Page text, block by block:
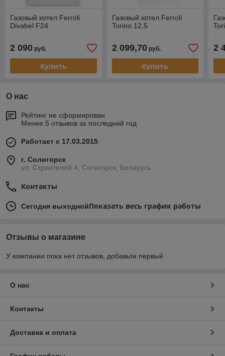
Газовый котел Ferroli
Divabel F24
2 090 руб.
Купить
Газовый котел Ferroli
Torino 12,5
2 099,70руб.
Купить
2
О нас
Рейтинг не сформирован
Менее 5 отзывов за последний год
Работает с 17.03.2015
г. Солигорск
ул. Строителей 4, Солигорск, Беларусь
Контакты
Сегодня выходнойПоказать весь график работы
Отзывы о магазине
У компании пока нет отзывов, добавьте первый
О нас
Контакты
Доставка и оплата